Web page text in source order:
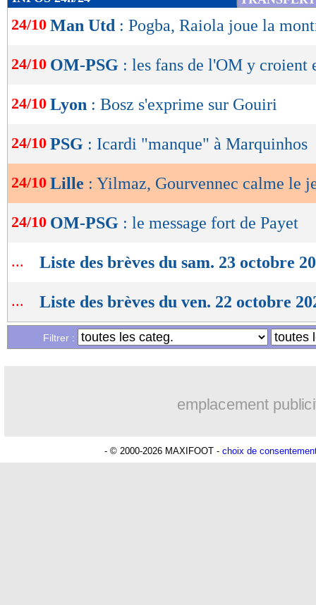
de
lecture
OK
24/10 Man Utd : Pogba, Raiola joue la
24/10 OM-PSG : les fans de l'OM y croient
24/10 Lyon : Bosz s'exprime sur Gouiri
24/10 PSG : Icardi "manque" à Marquinhos
24/10 Lille : Yilmaz, Gourvennec calme le
24/10 OM-PSG : le message fort de Payet
... Liste des brèves du sam. 23 octobre
... Liste des brèves du ven. 22 octobre
Filtrer :
emplacement
- © 2000-2026 MAXIFOOT - choix de